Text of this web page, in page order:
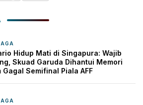
Hidup Mati di Singapura: Wajib
Skuad Garuda Dihantui Memori
Gagal Semifinal Piala AFF